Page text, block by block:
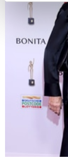
Erfahren Sie
verarbeitet
Abschnitt
Wir
zu können
analysieren.
Verwendung
soziale
Partner führen